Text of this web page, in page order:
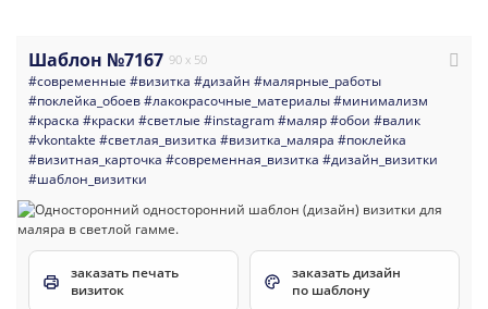
Шаблон №7167 90 x 50
#современные #визитка #дизайн #малярные_работы
#поклейка_обоев#лакокрасочные_материалы#минимализм
#краска #краски #светлые #instagram#маляр#обои #валик
#vkontakte #светлая_визитка #визитка_маляра #поклейка
#визитная_карточка #современная_визитка #дизайн_визитки
#шаблон_визитки
заказать печать
визиток
заказать дизайн
по шаблону